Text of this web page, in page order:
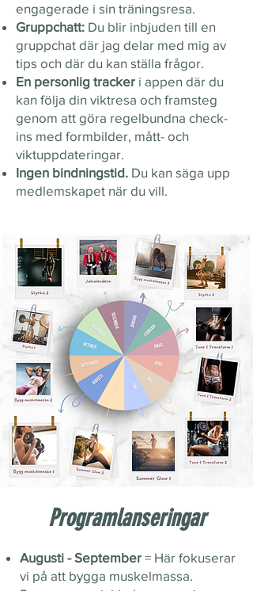
engagerade i sin träningsresa.
Gruppchatt: Du blir inbjuden till en
gruppchat där jag delar med mig av
tips och där du kan ställa frågor.
En personlig tracker i appen där du
kan följa din viktresa och framsteg
genom att göra regelbundna check-
ins med formbilder, mått- och
viktuppdateringar.
Ingen bindningstid. Du kan säga upp
medlemskapet när du vill.
Programlanseringar
Augusti - September = Här fokuserar
vi på att bygga muskelmassa.